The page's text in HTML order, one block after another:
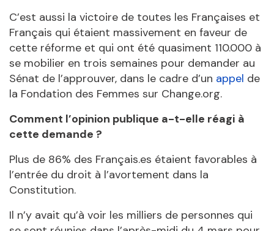
C’est aussi la victoire de toutes les Françaises et
Français qui étaient massivement en faveur de
cette réforme et qui ont été quasiment 110.000 à
se mobilier en trois semaines pour demander au
Sénat de l’approuver, dans le cadre d’un appel de
la Fondation des Femmes sur Change.org.
Comment l’opinion publique a-t-elle réagi à
cette demande ?
Plus de 86% des Français.es étaient favorables à
l’entrée du droit à l’avortement dans la
Constitution.
Il n’y avait qu’à voir les milliers de personnes qui